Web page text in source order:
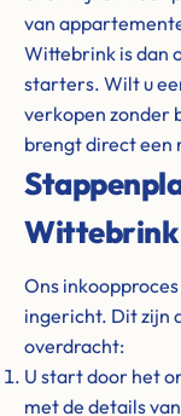
van
Wittebrink is dan
starters. Wilt u
verkopen zonder
brengt direct een
Wittebrink
Ons
ingericht. Dit zijn
overdracht:
U start door het
met de details